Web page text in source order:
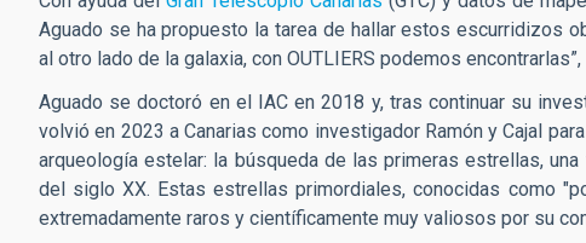
Aguado se ha propuesto la tarea de hallar estos escurridizos
al otro lado de la galaxia, con OUTLIERS podemos
Aguado se doctoró en el IAC en 2018 y, tras continuar su
volvió en 2023 a Canarias como investigador Ramón y Cajal
arqueología estelar: la búsqueda de las primeras estrellas,
del siglo XX. Estas estrellas primordiales, conocidas como
extremadamente raros y científicamente muy valiosos por su